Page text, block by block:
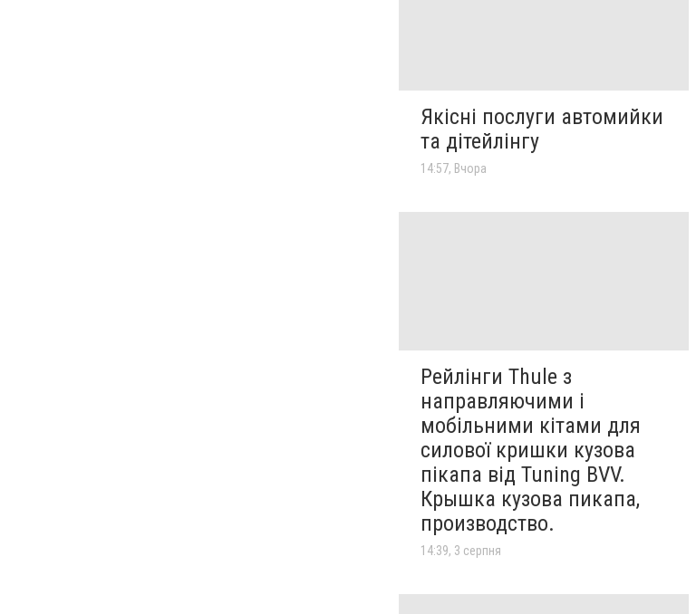
Якісні послуги автомийки
та дітейлінгу
14:57, Вчора
Рейлінги Thule з
направляючими і
мобільними кітами для
силової кришки кузова
пікапа від Tuning BVV.
Крышка кузова пикапа,
производство.
14:39, 3 серпня